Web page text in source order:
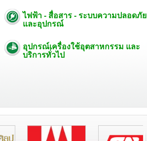
ไฟฟ้า - สื่อสาร - ระบบความปลอดภัย
และอุปกรณ์
อุปกรณ์เครื่องใช้อุตสาหกรรม และ
บริการทั่วไป